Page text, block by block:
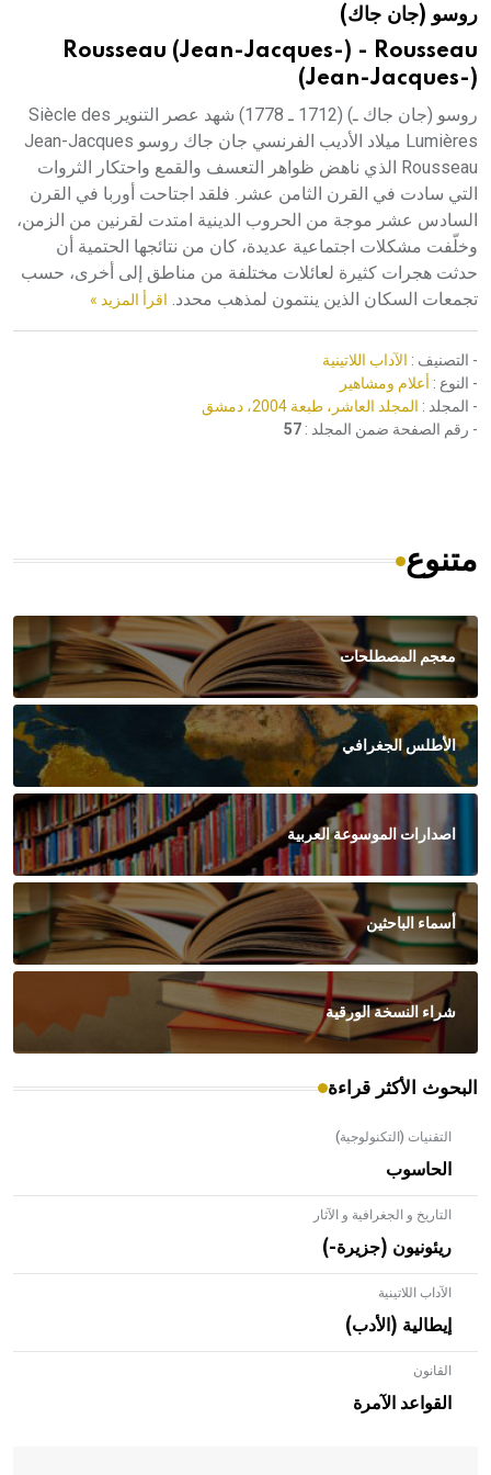
هيئة الموسوعة العربية تطلق موسوعات جديدة في عام 2026روسو (جان جاك)
Rousseau (Jean-Jacques-) - Rousseau
(Jean-Jacques-)
روسو (جان جاك ـ) (1712 ـ 1778) شهد عصر التنوير Siècle des
Lumières ميلاد الأديب الفرنسي جان جاك روسو Jean-Jacques
Rousseau الذي ناهض ظواهر التعسف والقمع واحتكار الثروات
التي سادت في القرن الثامن عشر. فلقد اجتاحت أوربا في القرن
السادس عشر موجة من الحروب الدينية امتدت لقرنين من الزمن،
وخلّفت مشكلات اجتماعية عديدة، كان من نتائجها الحتمية أن
حدثت هجرات كثيرة لعائلات مختلفة من مناطق إلى أخرى، حسب
تجمعات السكان الذين ينتمون لمذهب محدد. اقرأ المزيد »
- التصنيف : الآداب اللاتينية
- النوع : أعلام ومشاهير
- المجلد : المجلد العاشر، طبعة 2004، دمشق
- رقم الصفحة ضمن المجلد : 57
متنوع
معجم المصطلحات
الأطلس الجغرافي
اصدارات الموسوعة العربية
أسماء الباحثين
شراء النسخة الورقية
البحوث الأكثر قراءة
التقنيات (التكنولوجية)
الحاسوب
التاريخ و الجغرافية و الآثار
ريئونيون (جزيرة-)
الآداب اللاتينية
إيطالية (الأدب)
القانون
القواعد الآمرة
- هل تعلم أن الأبلق نوع من الفنون الهندسية التي ارتبطت
بالعمارة الإسلامية في بلاد الشام ومصر خاصة، حيث يحرص
المعمار على بناء مداميكه وخاصة في الواجهات